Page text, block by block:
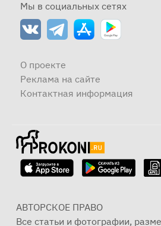
Мы в социальных сетях
О проекте
Реклама на сайте
Контактная информация
АВТОРСКОЕ ПРАВО
Все статьи и фотографии,